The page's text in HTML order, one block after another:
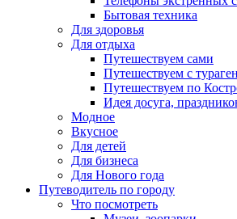
Бытовая техника
Для здоровья
Для отдыха
Путешествуем сами
Путешествуем с
Путешествуем по
Идея досуга,
Модное
Вкусное
Для детей
Для бизнеса
Для Нового года
Путеводитель по городу
Что посмотреть